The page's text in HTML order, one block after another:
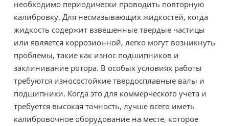
необходимо периодически проводить повторную
калибровку. Для несмазывающих жидкостей, когда
жидкость содержит взвешенные твердые частицы
или является коррозионной, легко могут возникнуть
проблемы, такие как износ подшипников и
заклинивание ротора. В особых условиях работы
требуются износостойкие твердосплавные валы и
подшипники. Когда это для коммерческого учета и
требуется высокая точность, лучше всего иметь
калибровочное оборудование на месте, которое